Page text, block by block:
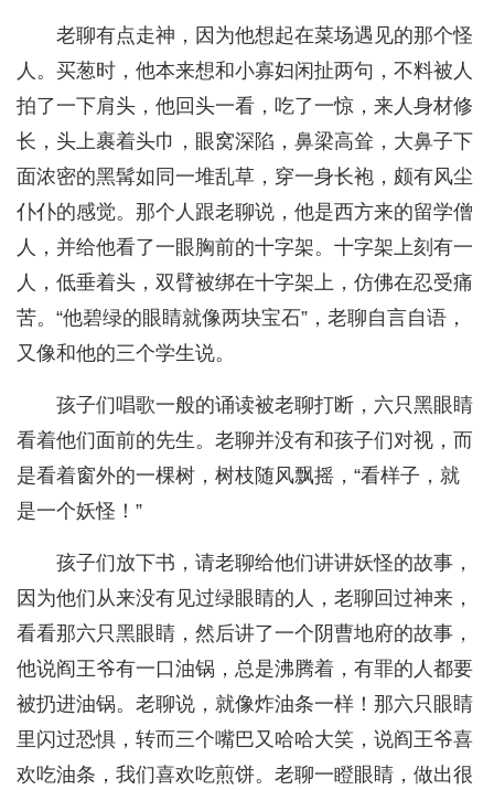
老聊有点走神，因为他想起在菜场遇见的那个怪
人。买葱时，他本来想和小寡妇闲扯两句，不料被人
拍了一下肩头，他回头一看，吃了一惊，来人身材修
长，头上裹着头巾，眼窝深陷，鼻梁高耸，大鼻子下
面浓密的黑髯如同一堆乱草，穿一身长袍，颇有风尘
仆仆的感觉。那个人跟老聊说，他是西方来的留学僧
人，并给他看了一眼胸前的十字架。十字架上刻有一
人，低垂着头，双臂被绑在十字架上，仿佛在忍受痛
苦。“他碧绿的眼睛就像两块宝石”，老聊自言自语，
又像和他的三个学生说。
孩子们唱歌一般的诵读被老聊打断，六只黑眼睛
看着他们面前的先生。老聊并没有和孩子们对视，而
是看着窗外的一棵树，树枝随风飘摇，“看样子，就
是一个妖怪！”
孩子们放下书，请老聊给他们讲讲妖怪的故事，
因为他们从来没有见过绿眼睛的人，老聊回过神来，
看看那六只黑眼睛，然后讲了一个阴曹地府的故事，
他说阎王爷有一口油锅，总是沸腾着，有罪的人都要
被扔进油锅。老聊说，就像炸油条一样！那六只眼睛
里闪过恐惧，转而三个嘴巴又哈哈大笑，说阎王爷喜
欢吃油条，我们喜欢吃煎饼。老聊一瞪眼睛，做出很